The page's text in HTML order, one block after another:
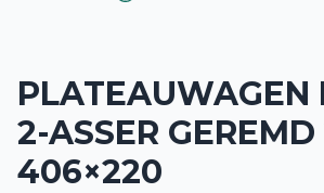
PLATEAUWAGEN
2-ASSER
406×220